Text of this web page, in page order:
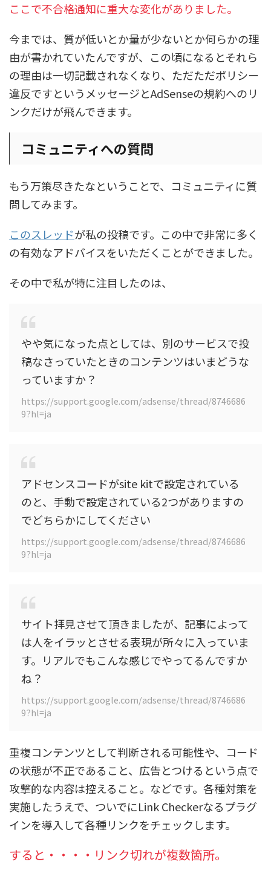
ここで不合格通知に重大な変化がありました。
今までは、質が低いとか量が少ないとか何らかの理
由が書かれていたんですが、この頃になるとそれら
の理由は一切記載されなくなり、ただただポリシー
違反ですというメッセージとAdSenseの規約へのリ
ンクだけが飛んできます。
コミュニティへの質問
もう万策尽きたなということで、コミュニティに質
問してみます。
このスレッドが私の投稿です。この中で非常に多く
の有効なアドバイスをいただくことができました。
その中で私が特に注目したのは、
やや気になった点としては、別のサービスで投
稿なさっていたときのコンテンツはいまどうな
っていますか？
https://support.google.com/adsense/thread/8746686
9?hl=ja
アドセンスコードがsite kitで設定されている
のと、手動で設定されている2つがありますの
でどちらかにしてください
https://support.google.com/adsense/thread/8746686
9?hl=ja
サイト拝見させて頂きましたが、記事によって
は人をイラッとさせる表現が所々に入っていま
す。リアルでもこんな感じでやってるんですか
ね？
https://support.google.com/adsense/thread/8746686
9?hl=ja
重複コンテンツとして判断される可能性や、コード
の状態が不正であること、広告とつけるという点で
攻撃的な内容は控えること。などです。各種対策を
実施したうえで、ついでにLink Checkerなるプラグ
インを導入して各種リンクをチェックします。
すると・・・・リンク切れが複数箇所。